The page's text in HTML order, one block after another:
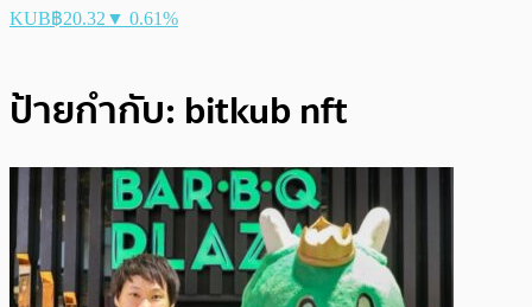
KUB฿20.32 ▼ 0.61%
ป้ายกำกับ: bitkub nft